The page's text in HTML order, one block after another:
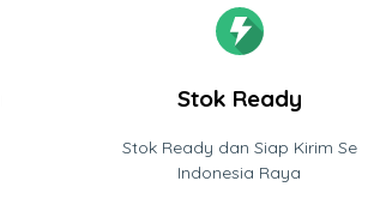
Stok Ready
Stok Ready dan Siap Kirim Se
Indonesia Raya